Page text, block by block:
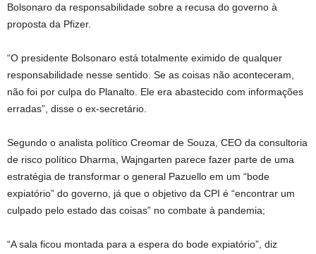
Bolsonaro da responsabilidade sobre a recusa do governo à
proposta da Pfizer.
“O presidente Bolsonaro está totalmente eximido de qualquer
responsabilidade nesse sentido. Se as coisas não aconteceram,
não foi por culpa do Planalto. Ele era abastecido com informações
erradas”, disse o ex-secretário.
Segundo o analista político Creomar de Souza, CEO da consultoria
de risco político Dharma, Wajngarten parece fazer parte de uma
estratégia de transformar o general Pazuello em um “bode
expiatório” do governo, já que o objetivo da CPI é “encontrar um
culpado pelo estado das coisas” no combate à pandemia;
“A sala ficou montada para a espera do bode expiatório”, diz